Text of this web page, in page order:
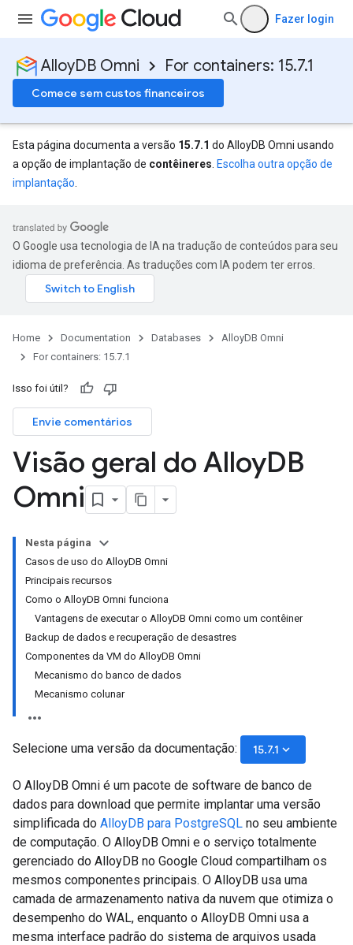
Fazer login
AlloyDB Omni For containers: 15.7.1
Comece sem custos financeiros
Esta página documenta a versão 15.7.1 do AlloyDB Omni usando
a opção de implantação de contêineres Escolha outra opção de
implantação
O Google usa tecnologia de IA na tradução de conteúdos para seu
idioma de preferência. As traduções com IA podem ter erros.
Home Documentation Databases
AlloyDB Omni
For containers: 15.7.1
Isso foi útil?
Envie comentários
Visão geral do AlloyDB
Omni
Nesta página
Casos de uso do AlloyDB Omni
Principais recursos
Como o AlloyDB Omni funciona
Vantagens de executar o AlloyDB Omni como um contêiner
Backup de dados e recuperação de desastres
Componentes da VM do AlloyDB Omni
Mecanismo do banco de dados
Mecanismo colunar
Selecione uma versão da documentação: 15.7.1 keyboard_arrow_down
O AlloyDB Omni é um pacote de software de banco de
dados para download que permite implantar uma versão
simplificada do AlloyDB para PostgreSQL no seu ambiente
de computação. O AlloyDB Omni e o serviço totalmente
gerenciado do AlloyDB no Google Cloud compartilham os
mesmos componentes principais. O AlloyDB usa uma
camada de armazenamento nativa da nuvem que otimiza o
desempenho do WAL, enquanto o AlloyDB Omni usa a
mesma interface padrão do sistema de arquivos usada